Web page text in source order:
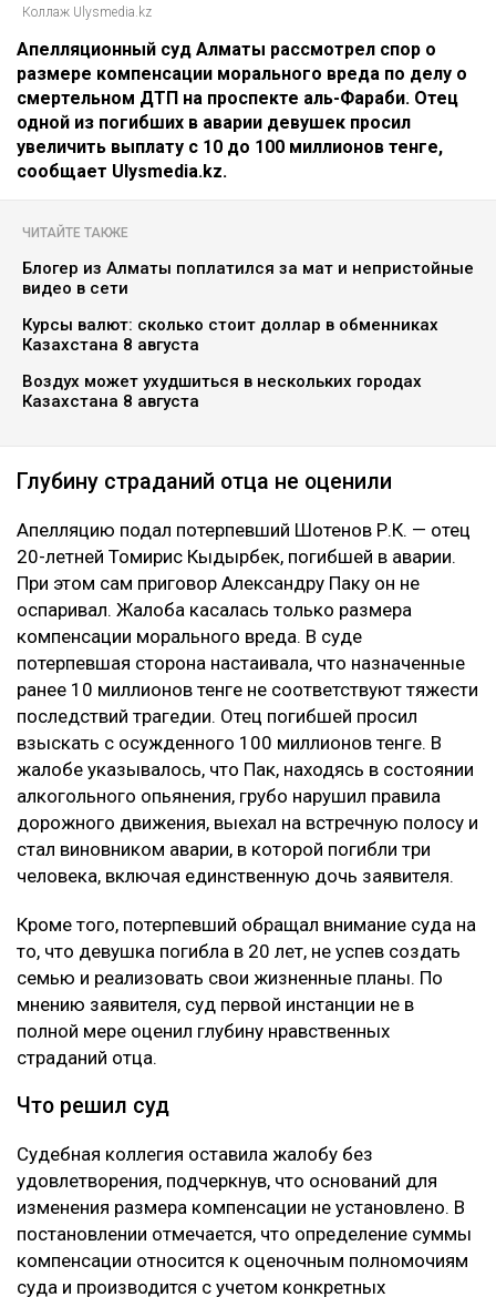
Коллаж Ulysmedia.kz
Апелляционный суд Алматы рассмотрел спор о
размере компенсации морального вреда по делу о
смертельном ДТП на проспекте аль-Фараби. Отец
одной из погибших в аварии девушек просил
увеличить выплату с 10 до 100 миллионов тенге,
сообщает Ulysmedia.kz.
ЧИТАЙТЕ ТАКЖЕ
Блогер из Алматы поплатился за мат и непристойные
видео в сети
Курсы валют: сколько стоит доллар в обменниках
Казахстана 8 августа
Воздух может ухудшиться в нескольких городах
Казахстана 8 августа
Глубину страданий отца не оценили
Апелляцию подал потерпевший Шотенов Р.К. — отец
20-летней Томирис Кыдырбек, погибшей в аварии.
При этом сам приговор Александру Паку он не
оспаривал. Жалоба касалась только размера
компенсации морального вреда. В суде
потерпевшая сторона настаивала, что назначенные
ранее 10 миллионов тенге не соответствуют тяжести
последствий трагедии. Отец погибшей просил
взыскать с осужденного 100 миллионов тенге. В
жалобе указывалось, что Пак, находясь в состоянии
алкогольного опьянения, грубо нарушил правила
дорожного движения, выехал на встречную полосу и
стал виновником аварии, в которой погибли три
человека, включая единственную дочь заявителя.
Кроме того, потерпевший обращал внимание суда на
то, что девушка погибла в 20 лет, не успев создать
семью и реализовать свои жизненные планы. По
мнению заявителя, суд первой инстанции не в
полной мере оценил глубину нравственных
страданий отца.
Что решил суд
Судебная коллегия оставила жалобу без
удовлетворения, подчеркнув, что оснований для
изменения размера компенсации не установлено. В
постановлении отмечается, что определение суммы
компенсации относится к оценочным полномочиям
суда и производится с учетом конкретных